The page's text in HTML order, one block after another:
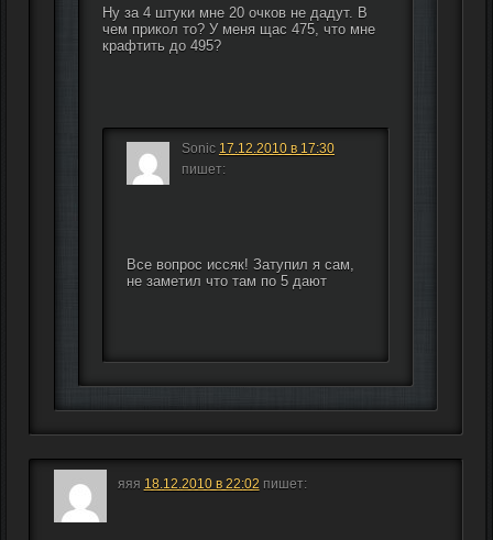
Ну за 4 штуки мне 20 очков не дадут. В
чем прикол то? У меня щас 475, что мне
крафтить до 495?
Sonic 17.12.2010 в 17:30
пишет:
Все вопрос иссяк! Затупил я сам,
не заметил что там по 5 дают
яяя 18.12.2010 в 22:02 пишет: